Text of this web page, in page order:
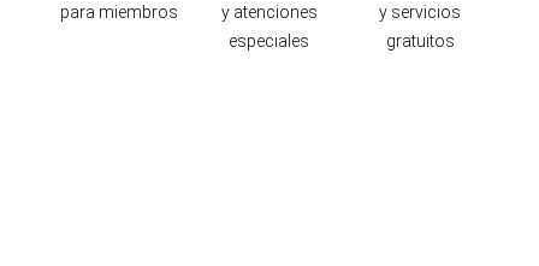
para miembros
y atenciones
especiales
y servicios
gratuitos